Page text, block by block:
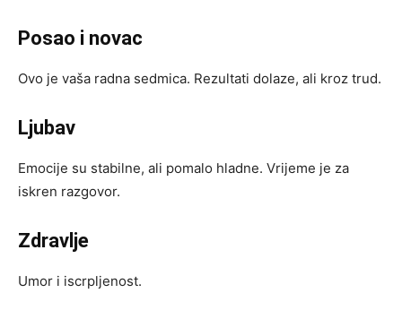
Posao i novac
Ovo je vaša radna sedmica. Rezultati dolaze, ali kroz trud.
Ljubav
Emocije su stabilne, ali pomalo hladne. Vrijeme je za
iskren razgovor.
Zdravlje
Umor i iscrpljenost.